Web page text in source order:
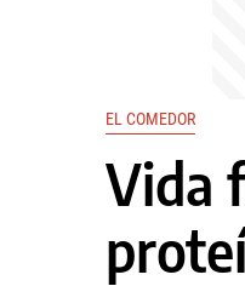
EL COMEDOR
Vida